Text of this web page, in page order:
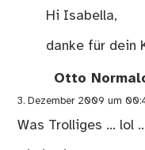
Hi Isabella,
danke für dein
Otto
3. Dezember 2009 um
Was Trolliges … lol